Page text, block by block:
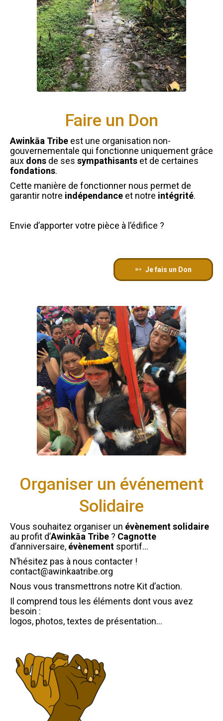
Faire un Don
Awinkāa Tribe est une organisation non-
gouvernementale qui fonctionne uniquement grâce
aux dons de ses sympathisants et de certaines
fondations.
Cette manière de fonctionner nous permet de
garantir notre indépendance et notre intégrité.
Envie d’apporter votre pièce à l’édifice ?
Je fais un Don
Organiser un événement
Solidaire
Vous souhaitez organiser un évènementsolidaire
au profit d’Awinkāa Tribe ? Cagnotte
d’anniversaire, évènement sportif…
N’hésitez pas à nous contacter !
contact@awinkaatribe.org
Nous vous transmettrons notre Kit d’action.
Il comprend tous les éléments dont vous avez
besoin :
logos, photos, textes de présentation…